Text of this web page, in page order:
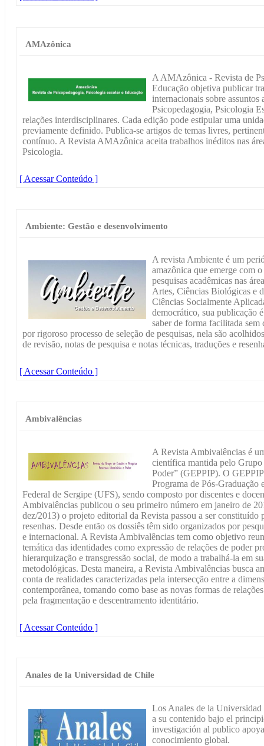
AMAzônica
A AMAzônica - Revista de
Educação objetiva publicar
internacionais sobre assuntos
Psicopedagogia, Psicologia
relações interdisciplinares. Cada edição pode estipular uma
previamente definido. Publica-se artigos de temas livres,
contínuo. A Revista AMAzônica aceita trabalhos inéditos nas
Psicologia.
[ Acessar Conteúdo ]
Ambiente: Gestão e desenvolvimento
A revista Ambiente é um
amazônica que emerge com
pesquisas acadêmicas nas
Artes, Ciências Biológicas e
Ciências Socialmente
democrático, sua publicação
saber de forma facilitada sem
por rigoroso processo de seleção de pesquisas, nela são
de revisão, notas de pesquisa e notas técnicas, traduções e
[ Acessar Conteúdo ]
Ambivalências
A Revista Ambivalências é
científica mantida pelo Grupo
Poder” (GEPPIP). O
Programa de Pós-
Federal de Sergipe (UFS), sendo composto por discentes e
Ambivalências publicou o seu primeiro número em janeiro de
dez/2013) o projeto editorial da Revista passou a ser constituído
resenhas. Desde então os dossiês têm sido organizados por
e internacional. A Revista Ambivalências tem como objetivo
temática das identidades como expressão de relações de poder
hierarquização e transgressão social, de modo a trabalhá-la em
metodológicas. Desta maneira, a Revista Ambivalências busca
conta de realidades caracterizadas pela intersecção entre a
contemporânea, tomando como base as novas formas de
pela fragmentação e descentramento identitário.
[ Acessar Conteúdo ]
Anales de la Universidad de Chile
Los Anales de la
a su contenido bajo el
investigación al publico
conocimiento global.